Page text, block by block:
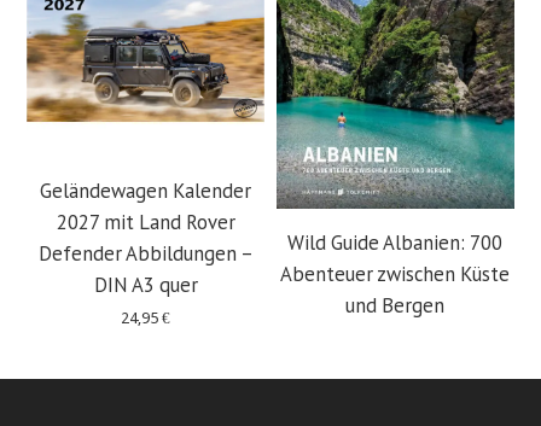
Geländewagen Kalender
2027 mit Land Rover
Defender Abbildungen –
DIN A3 quer
24,95€
Wild Guide Albanien: 700
Abenteuer zwischen Küste
und Bergen